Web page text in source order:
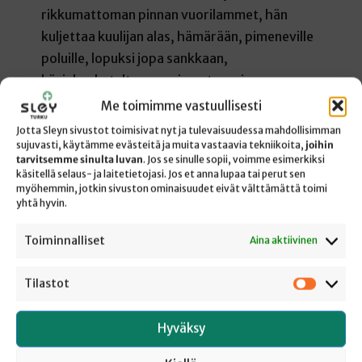
Me toimimme vastuullisesti
Jotta Sleyn sivustot toimisivat nyt ja tulevaisuudessa mahdollisimman
sujuvasti, käytämme evästeitä ja muita vastaavia tekniikoita, joihin
tarvitsemme sinulta luvan. Jos se sinulle sopii, voimme esimerkiksi
käsitellä selaus- ja laitetietojasi. Jos et anna lupaa tai perut sen
myöhemmin, jotkin sivuston ominaisuudet eivät välttämättä toimi
yhtä hyvin.
Toiminnalliset Aina aktiivinen
Tilastot
Tilastot
Hyväksy
rikkumattoman pinnan vuorilammet, hän
kuljettaa kuulijan alas, hämärään, pimeneville
poluille, lopuksi jopa sankkaan,
käsinkosketeltavaan pimeyteen, jossa
pakokauhu uhkaa ja ahdistus kuristaa kurkun.
Suomalaiset ovat oppineet lukemaan
yksinkertaisesti raskaiden ja pelottavien
elämänvaiheiden kuvan näin:
vaikka minä kulkisin pimeässä laaksossa, en
hienoisesti toisenlaisen tavan kääntää tuo
vavahduttava kuva. Jaakko-kuninkaan
Raamattu sanoo arkaaisella englannilla